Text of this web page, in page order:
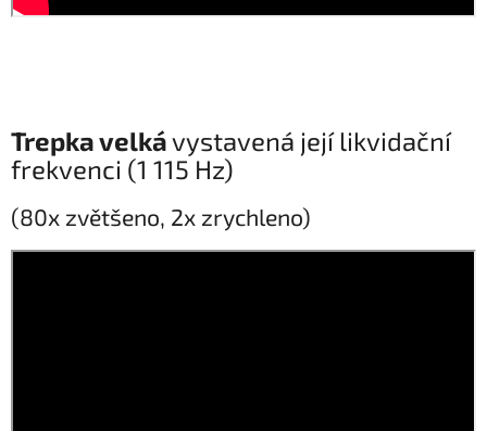
Trepka velkávystavená její likvidační
frekvenci (1 115 Hz)
(80x zvětšeno, 2x zrychleno)